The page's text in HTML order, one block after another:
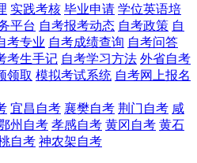
实践考核 毕业申请 学位英语培
平台 自考报考动态 自考政策 自
考专业 自考成绩查询 自考问答
考生手记 自考学习方法 外省自考
领取 模拟考试系统 自考网上报名
宜昌自考 襄樊自考 荆门自考 咸
州自考 孝感自考 黄冈自考 黄石
自考 神农架自考